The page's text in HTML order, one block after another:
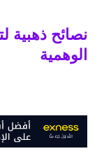
نصائح ذهبية
الوهمية